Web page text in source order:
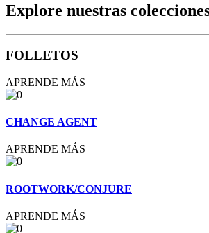
Explore nuestras
FOLLETOS
APRENDE MÁS
CHANGE AGENT
APRENDE MÁS
ROOTWORK/CONJURE
APRENDE MÁS